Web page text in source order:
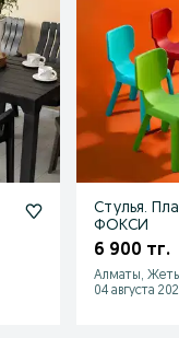
Стулья.
ФОКСИ
6 900 тг.
Алматы,
04 августа